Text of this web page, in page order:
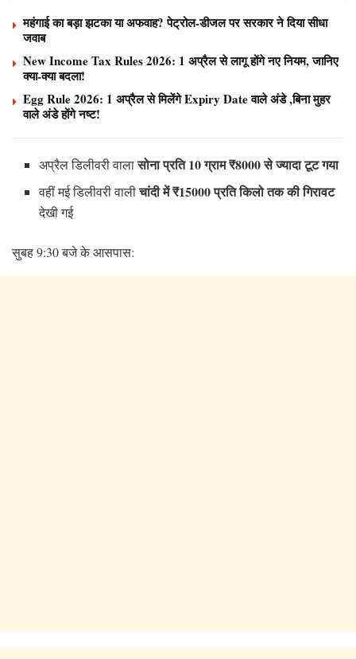
महंगाई का बड़ा झटका या अफवाह? पेट्रोल-डीजल पर सरकार ने दिया सीधा
जवाब
New Income Tax Rules 2026: 1 अप्रैल से लागू होंगे नए नियम, जानिए
क्या-क्या बदला!
Egg Rule 2026: 1 अप्रैल से मिलेंगे Expiry Date वाले अंडे ,बिना मुहर
वाले अंडे होंगे नष्ट!
अप्रैल डिलीवरी वालासोना प्रति 10 ग्राम ₹8000 से ज्यादा टूट गया
वहीं मई डिलीवरी वालीचांदी में ₹15000 प्रति किलो तक की गिरावट
देखी गई
सुबह 9:30 बजे के आसपास: